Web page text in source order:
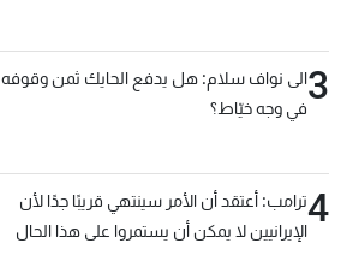
3الى نواف سلام: هل يدفع الحايك ثمن وقوفه
في وجه خيّاط؟
4ترامب: أعتقد أن الأمر سينتهي قريبًا جدًا لأن
الإيرانيين لا يمكن أن يستمروا على هذا الحال